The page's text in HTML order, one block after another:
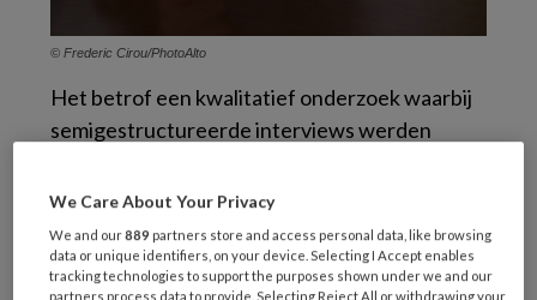
© Frederic Cirou/PhotoAlto
Het betrof een kwalitatief onderzoek waarbij
semigestructureerde interviews werden
in opleiding tot bedrijfsarts (aios), (n=4), die
ervaring hadden met intimidatie door een
werknemer en/of werkgever. Interviews
werden afgenomen via Teams. De
We Care About Your Privacy
We and our889 partners store and access personal data, like browsing
data or unique identifiers, on your device. Selecting I Accept enables
tracking technologies to support the purposes shown under we and our
partners process data to provide. Selecting Reject All or withdrawing your